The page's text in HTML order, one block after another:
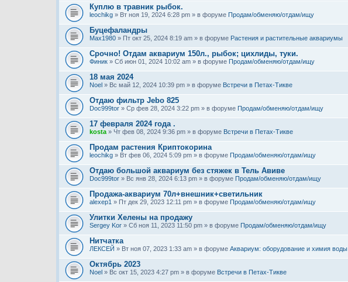
Куплю в травник рыбок.
leochikg » Вт ноя 19, 2024 6:28 pm » в форуме Продам/обменяю/отдам/ищу
Буцефаландры
Max1980 » Пт окт 25, 2024 8:19 am » в форуме Растения и растительные аквариумы
Срочно! Отдам аквариум 150л., рыбок; цихлиды, туки.
Финик » Сб июн 01, 2024 10:02 am » в форуме Продам/обменяю/отдам/ищу
18 мая 2024
Noel » Вс май 12, 2024 10:39 pm » в форуме Встречи в Петах-Тикве
Отдаю фильтр Jebo 825
Doc999tor » Ср фев 28, 2024 3:22 pm » в форуме Продам/обменяю/отдам/ищу
17 февраля 2024 года .
kosta » Чт фев 08, 2024 9:36 pm » в форуме Встречи в Петах-Тикве
Продам растения Криптокорина
leochikg » Вт фев 06, 2024 5:09 pm » в форуме Продам/обменяю/отдам/ищу
Отдаю большой аквариум без стяжек в Тель Авиве
Doc999tor » Вс янв 28, 2024 6:13 pm » в форуме Продам/обменяю/отдам/ищу
Продажа-аквариум 70л+внешник+светильник
alexep1 » Пт дек 29, 2023 12:11 pm » в форуме Продам/обменяю/отдам/ищу
Улитки Хелены на продажу
Sergey Kor » Сб ноя 11, 2023 11:50 pm » в форуме Продам/обменяю/отдам/ищу
Нитчатка
ЛЕКСЕЙ » Вт ноя 07, 2023 1:33 am » в форуме Аквариум: оборудование и химия воды
Октябрь 2023
Noel » Вс окт 15, 2023 4:27 pm » в форуме Встречи в Петах-Тикве